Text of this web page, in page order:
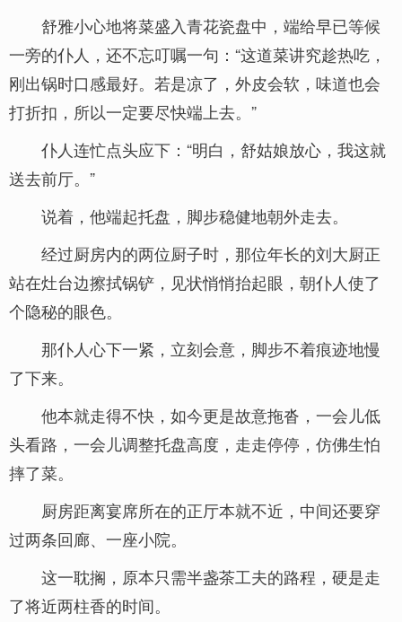
舒雅小心地将菜盛入青花瓷盘中，端给早已等候
一旁的仆人，还不忘叮嘱一句：“这道菜讲究趁热吃，
刚出锅时口感最好。若是凉了，外皮会软，味道也会
打折扣，所以一定要尽快端上去。”
仆人连忙点头应下：“明白，舒姑娘放心，我这就
送去前厅。”
说着，他端起托盘，脚步稳健地朝外走去。
经过厨房内的两位厨子时，那位年长的刘大厨正
站在灶台边擦拭锅铲，见状悄悄抬起眼，朝仆人使了
个隐秘的眼色。
那仆人心下一紧，立刻会意，脚步不着痕迹地慢
了下来。
他本就走得不快，如今更是故意拖沓，一会儿低
头看路，一会儿调整托盘高度，走走停停，仿佛生怕
摔了菜。
厨房距离宴席所在的正厅本就不近，中间还要穿
过两条回廊、一座小院。
这一耽搁，原本只需半盏茶工夫的路程，硬是走
了将近两柱香的时间。